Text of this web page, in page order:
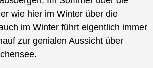
wie hier im Winter über die
im Winter führt eigentlich immer
zur genialen Aussicht über